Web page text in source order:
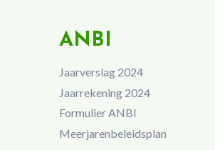
ANBI
Jaarverslag 2024
Jaarrekening 2024
Formulier ANBI
Meerjarenbeleidsplan